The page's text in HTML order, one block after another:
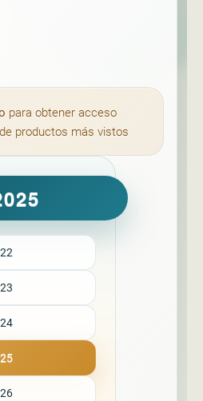
para obtener acceso
productos más vistos